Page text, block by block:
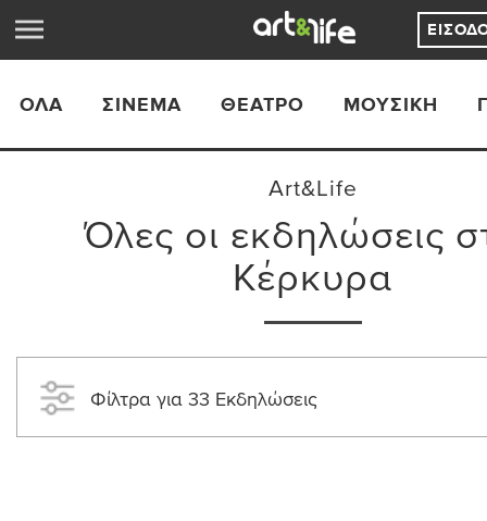
ΟΛΑ ΣΙΝΕΜΆ ΘΈΑΤΡΟ ΜΟΥΣΙΚΉ
Art&Life
Όλες οι εκδηλώσεις
Κέρκυρα
Φίλτρα για 33 Εκδηλώσεις